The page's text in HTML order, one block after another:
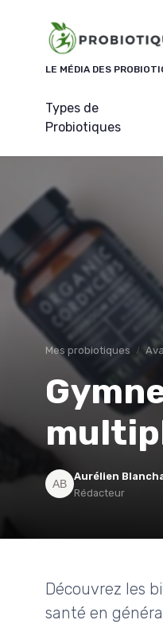
LE MÉDIA DES
Types de
Probiotiques
Mes probiotiques
Aurélien
Rédacteur
Découvrez les
santé en